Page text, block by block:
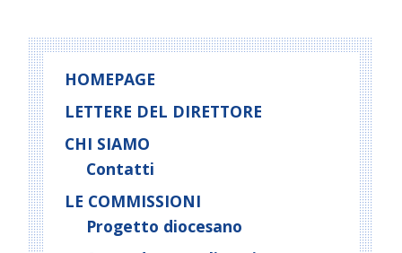
HOMEPAGE
LETTERE DEL DIRETTORE
CHI SIAMO
Contatti
LE COMMISSIONI
Progetto diocesano